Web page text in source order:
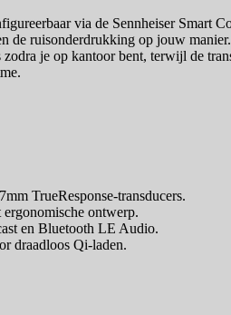
via de Sennheiser Smart
de ruisonderdrukking op jouw
je op kantoor bent, terwijl de
TrueResponse-transducers.
ontwerp.
en Bluetooth LE Audio.
draadloos Qi-laden.